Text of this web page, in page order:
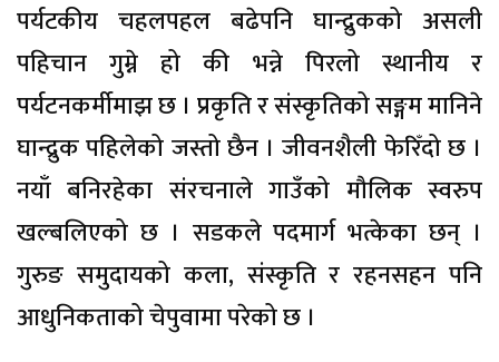
पर्यटकीय चहलपहल बढेपनि घान्द्रुकको असली
पहिचान गुम्ने हो की भन्ने पिरलो स्थानीय र
पर्यटनकर्मीमाझ छ । प्रकृति र संस्कृतिको सङ्गम मानिने
घान्द्रुक पहिलेको जस्तो छैन । जीवनशैली फेरिँदो छ ।
नयाँ बनिरहेका संरचनाले गाउँको मौलिक स्वरुप
खल्बलिएको छ । सडकले पदमार्ग भत्केका छन् ।
गुरुङ समुदायको कला, संस्कृति र रहनसहन पनि
आधुनिकताको चेपुवामा परेको छ ।